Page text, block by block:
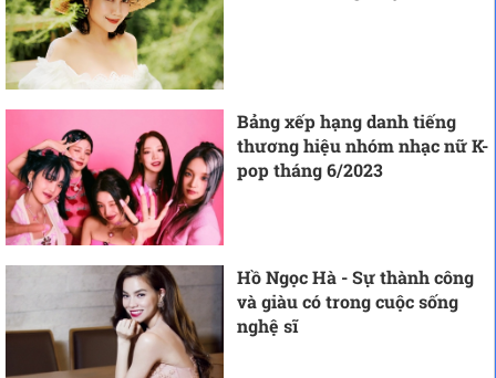
Bảng xếp hạng danh tiếng
thương hiệu nhóm nhạc nữ K-
pop tháng 6/2023
Hồ Ngọc Hà - Sự thành công
và giàu có trong cuộc sống
nghệ sĩ